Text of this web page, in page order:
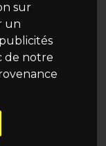
sur
un
de notre